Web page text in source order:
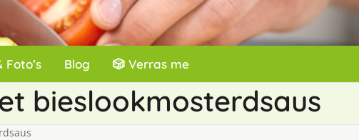
Foto’s Blog 🎲 Verras me
bieslookmosterdsaus